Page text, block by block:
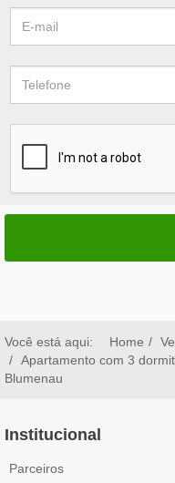
Você está aqui: Home
Apartamento com 3
Blumenau
Institucional
Parceiros